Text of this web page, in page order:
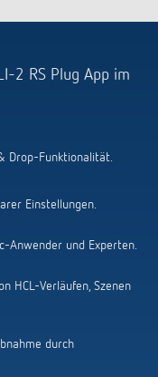
2 RS Plug App im
Drop-Funktionalität.
Einstellungen.
Anwender und Experten.
HCL-Verläufen, Szenen
durch